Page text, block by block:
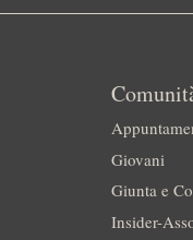
Giovani
Giunta e
Insider-